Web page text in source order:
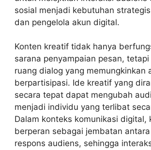
sosial menjadi kebutuhan
dan pengelola akun digital.
Konten kreatif tidak hanya
sarana penyampaian pesan,
ruang dialog yang memungkinkan
berpartisipasi. Ide kreatif yang
secara tepat dapat mengubah
menjadi individu yang terlibat
Dalam konteks komunikasi digital,
berperan sebagai jembatan
respons audiens, sehingga